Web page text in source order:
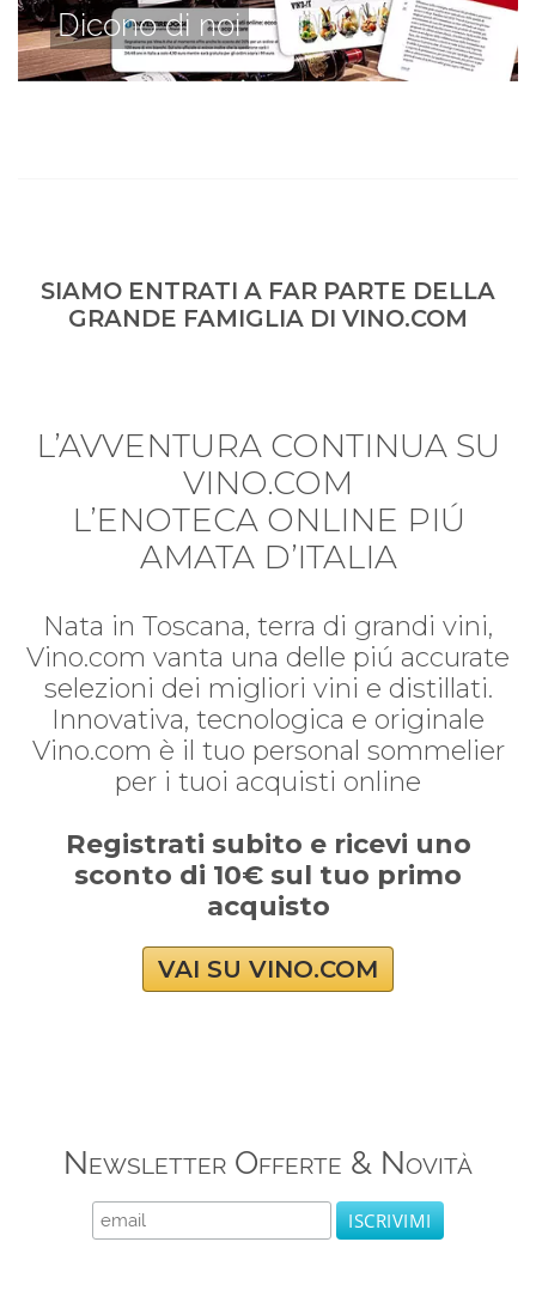
Dicono di noi
SIAMO ENTRATI A FAR PARTE DELLA
GRANDE FAMIGLIA DI VINO.COM
L’AVVENTURA CONTINUA SU
VINO.COM
L’ENOTECA ONLINE PIÚ
AMATA D’ITALIA
Nata in Toscana, terra di grandi vini,
Vino.com vanta una delle piú accurate
selezioni dei migliori vini e distillati.
Innovativa, tecnologica e originale
Vino.com è il tuo personal sommelier
per i tuoi acquisti online
Registrati subito e ricevi uno
sconto di 10€ sul tuo primo
acquisto
VAI SU VINO.COM
Newsletter Offerte & Novità